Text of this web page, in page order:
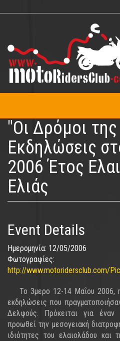
προς
περιεχόμενο
"Οι Δρόμοι της
Εκδηλώσεις
2006 Έτος
Ελιάς
Event Details
Ημερομηνία: 12/05/2006
Φωτογραφίες:
http://www.motoridersclub.com/
Το 3μερο 12-14 Μαΐου 2006, η
εκδηλώσεις που
Δελφούς. Πρόκειται για έναν
προωθεί την μεσογειακή
ιδιότητες του ελαιολάδου και